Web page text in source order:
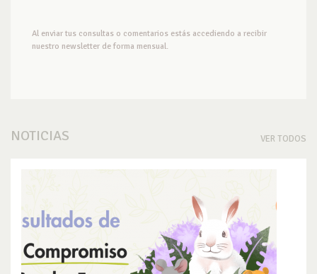
Al enviar tus consultas o comentarios estás accediendo a recibir
nuestro newsletter de forma mensual.
NOTICIAS VER TODOS